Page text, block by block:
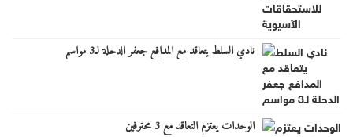
نادي السلط يتعاقد مع المدافع جعفر الدحلة لـ3 مواسم
الوحدات يعتزم التعاقد مع 3 محترفين